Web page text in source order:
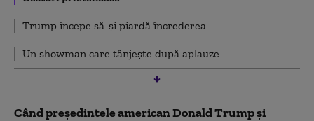
Trump începe să-și piardă încrederea
Un showman care tânjește după aplauze
Când preşedintele american Donald Trump şi